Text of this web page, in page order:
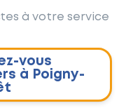
à votre service
vous
à Poigny-